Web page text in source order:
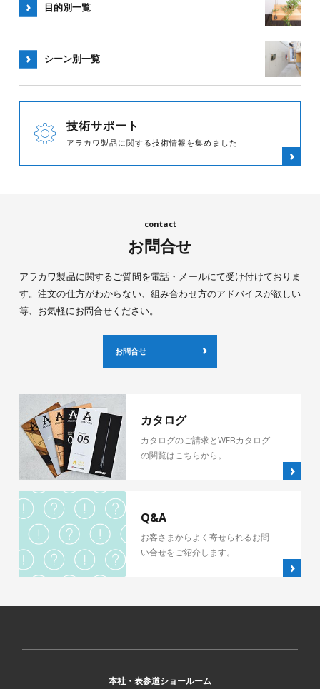
目的別一覧
シーン別一覧
技術サポート
アラカワ製品に関する技術情報を集めました
お問合せ
アラカワ製品に関するご質問を電話・メールにて受け付けておりま
す。注文の仕方がわからない、組み合わせ方のアドバイスが欲しい
等、お気軽にお問合せください。
お問合せ
カタログ
カタログのご請求とWEBカタログ
の閲覧はこちらから。
Q&A
お客さまからよく寄せられるお問
い合せをご紹介します。
本社・表参道ショールーム